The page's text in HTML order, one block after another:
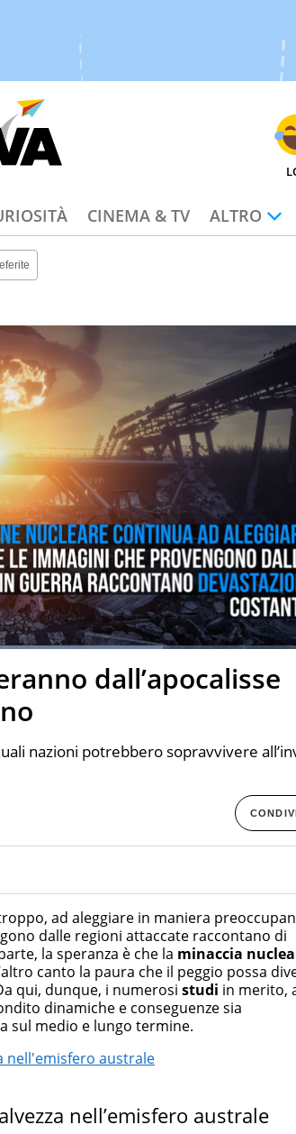
CINEMA & TV ALTRO
:67.92%
dall’apocalisse
nazioni potrebbero sopravvivere
dedicato a trend, curiosità,
soprattutto per la GenZ, molto “social” e
del momento ai fatti più strani alle
ogni giorno”
ad aleggiare in maniera
dalle regioni attaccate raccontano di
la speranza è che la minaccia
canto la paura che il peggio possa
qui, dunque, i numerosi studi in merito,
dinamiche e conseguenze sia
sul medio e lungo termine.
nell'emisfero australe
nell’emisfero australe